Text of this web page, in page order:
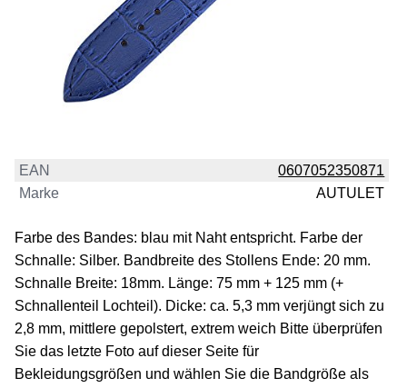
EAN
0607052350871
Marke
AUTULET
Farbe des Bandes: blau mit Naht entspricht. Farbe der
Schnalle: Silber. Bandbreite des Stollens Ende: 20 mm.
Schnalle Breite: 18mm. Länge: 75 mm + 125 mm (+
Schnallenteil Lochteil). Dicke: ca. 5,3 mm verjüngt sich zu
2,8 mm, mittlere gepolstert, extrem weich Bitte überprüfen
Sie das letzte Foto auf dieser Seite für
Bekleidungsgrößen und wählen Sie die Bandgröße als